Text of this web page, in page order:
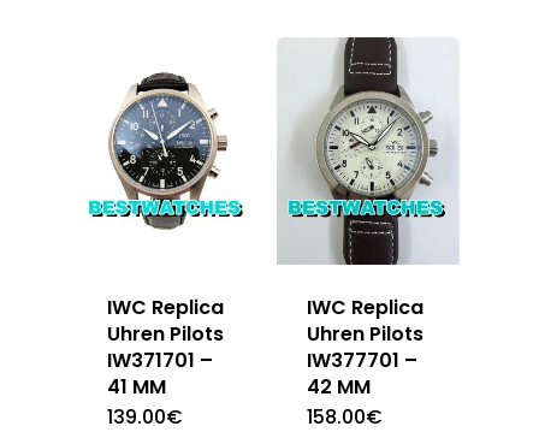
IWC Replica
Uhren Pilots
IW371701 –
41 MM
139.00€
IWC Replica
Uhren Pilots
IW377701 –
42 MM
158.00€